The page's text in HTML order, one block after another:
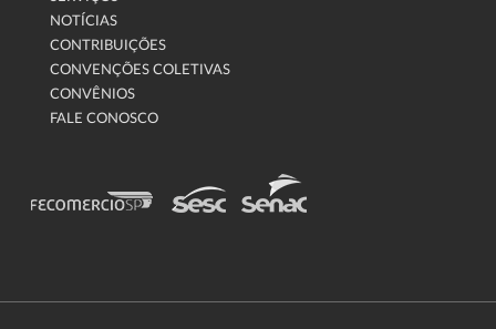
NOTÍCIAS
CONTRIBUIÇÕES
CONVENÇÕES COLETIVAS
CONVÊNIOS
FALE CONOSCO